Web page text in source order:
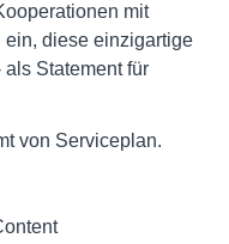
mit
ein, diese einzigartige
Statement für
von Serviceplan.